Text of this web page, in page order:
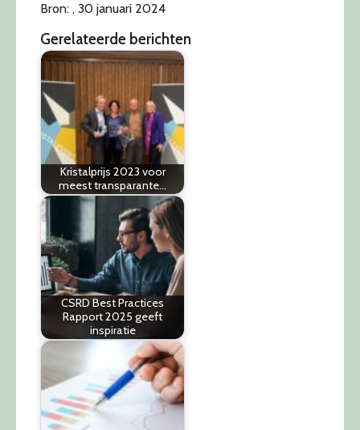
Bron: , 30 januari 2024
Gerelateerde berichten
Kristalprijs 2023 voor
meest transparante…
CSRD Best Practices
Rapport 2025 geeft
inspiratie